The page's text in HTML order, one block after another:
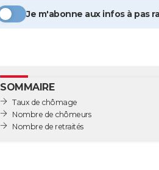
Je m'abonne aux infos à pas
SOMMAIRE
Taux de chômage
Nombre de chômeurs
Nombre de retraités